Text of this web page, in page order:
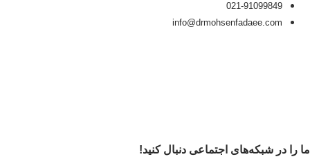
021-91099849
info@drmohsenfadaee.com
ما را در شبکه‌های اجتماعی دنبال کنید!